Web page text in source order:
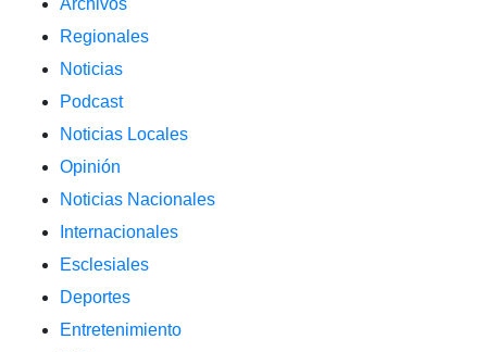
Archivos
Regionales
Noticias
Podcast
Noticias Locales
Opinión
Noticias Nacionales
Internacionales
Esclesiales
Deportes
Entretenimiento